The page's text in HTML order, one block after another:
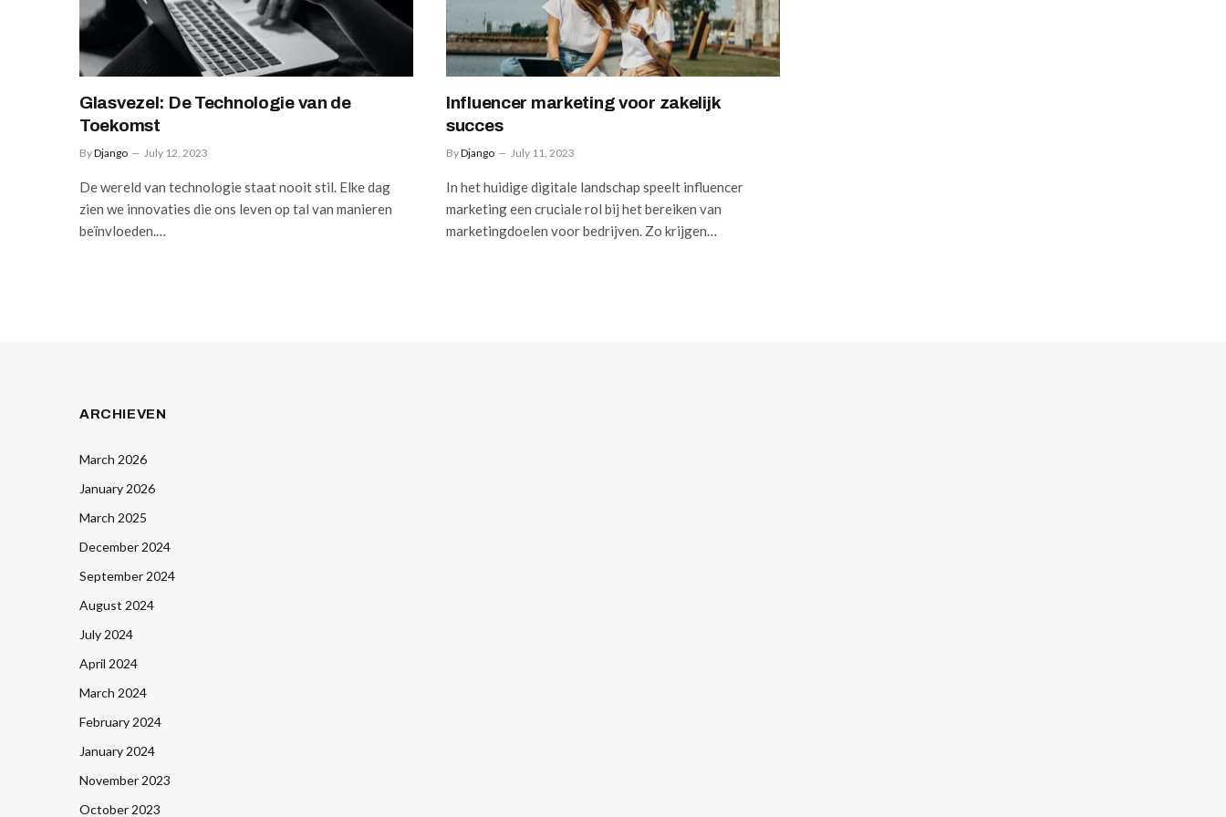
Glasvezel: De Technologie van de
Toekomst
ByDjango July 12, 2023
De wereld van technologie staat nooit stil. Elke dag
zien we innovaties die ons leven op tal van manieren
beïnvloeden.…
Influencer marketing voor zakelijk
succes
ByDjango July 11, 2023
In het huidige digitale landschap speelt influencer
marketing een cruciale rol bij het bereiken van
marketingdoelen voor bedrijven. Zo krijgen…
ARCHIEVEN
March 2026
January 2026
March 2025
December 2024
September 2024
August 2024
July 2024
April 2024
March 2024
February 2024
January 2024
November 2023
October 2023